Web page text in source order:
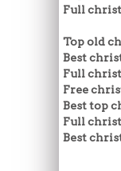
Full
Top old
Best
Full
Free
Best top
Full
Best